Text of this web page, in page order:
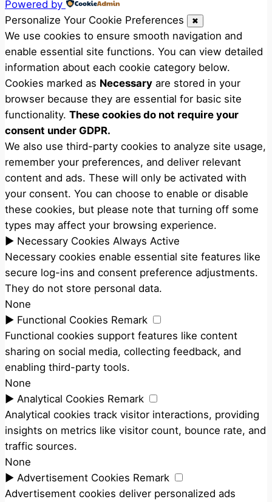
Powered by
Personalize Your Cookie Preferences
✖
We use cookies to ensure smooth navigation and
enable essential site functions. You can view detailed
information about each cookie category below.
Cookies marked as Necessary are stored in your
browser because they are essential for basic site
functionality. These cookies do not require your
consent under GDPR.
We also use third-party cookies to analyze site usage,
remember your preferences, and deliver relevant
content and ads. These will only be activated with
your consent. You can choose to enable or disable
these cookies, but please note that turning off some
types may affect your browsing experience.
► Necessary Cookies Always Active
Necessary cookies enable essential site features like
secure log-ins and consent preference adjustments.
They do not store personal data.
None
► Functional Cookies Remark
Functional cookies support features like content
sharing on social media, collecting feedback, and
enabling third-party tools.
None
► Analytical Cookies Remark
Analytical cookies track visitor interactions, providing
insights on metrics like visitor count, bounce rate, and
traffic sources.
None
► Advertisement Cookies Remark
Advertisement cookies deliver personalized ads